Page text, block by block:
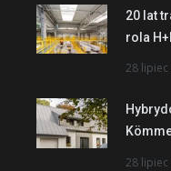
20 lat
rola
28 lipiec
28 lipiec